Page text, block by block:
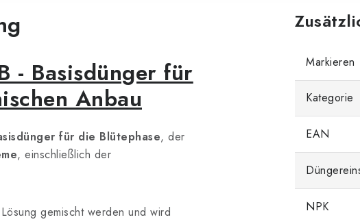
- Basisdünger für
Anbau
für die Blütephase, der
, einschließlich der
gemischt werden und wird
Markieren
Kategorie
EAN
NPK